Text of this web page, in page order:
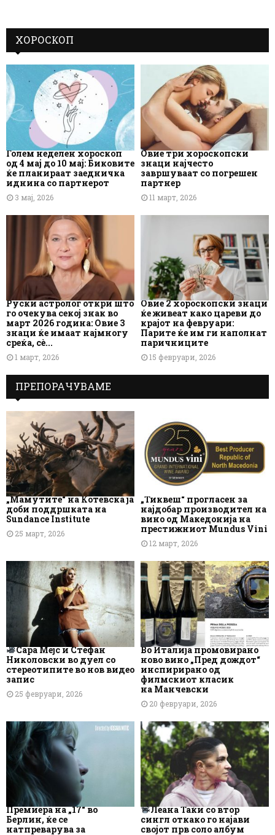
ХОРОСКОП
Голем неделен хороскоп
од 4 мај до 10 мај: Биковите
ќе планираат заедничка
иднина со партнерот
3 мај, 2026
Овие три хороскопски
знаци најчесто
завршуваат со погрешен
партнер
11 март, 2026
Руски астролог откри што
го очекува секој знак во
март 2026 година: Овие 3
знаци ќе имаат најмногу
среќа, сè...
1 март, 2026
Овие 2 хороскопски знаци
ќе живеат како цареви до
крајот на февруари:
Парите ќе им ги наполнат
паричниците
15 февруари, 2026
ПРЕПОРАЧУВАМЕ
„Мамутите“ на Котевска ја
доби поддршката на
Sundance Institute
25 март, 2026
„Тиквеш“ прогласен за
најдобар производител на
вино од Македонија на
престижниот Mundus Vini
12 март, 2026
Сара Мејс и Стефан
Николовски во дуел со
стереотипите во нов видео
запис
25 февруари, 2026
Во Италија промовирано
ново вино „Пред дождот“
инспирирано од
филмскиот класик
на Манчевски
20 февруари, 2026
Премиера на „17“ во
Берлин, ќе се
натпреварува за
Леана Таќи со втор
сингл откако го најави
својот прв соло албум